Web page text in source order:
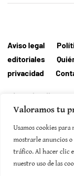
Valoramos tu
Usamos cookies
mostrarle anuncios
tráfico. Al hacer clic
nuestro uso de las
Aviso legal
editoriales
privacidad
Editorial